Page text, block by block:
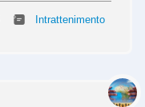
Intrattenimento